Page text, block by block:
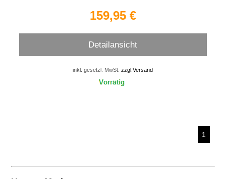
159,95 €
Detailansicht
inkl. gesetzl. MwSt.zzgl.Versand
1